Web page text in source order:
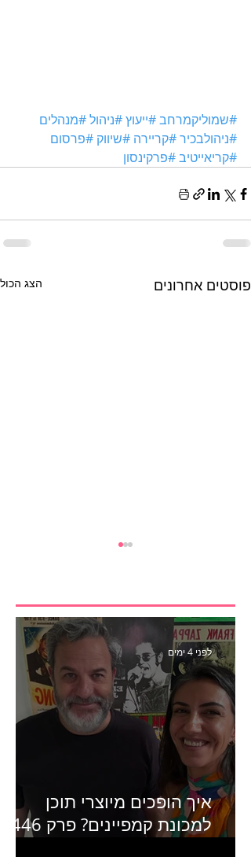
#שמוליקמרחב#ייעוץ#ניהול#מנהלים
#ניהולבכיר#קריירה #שיווק #פרסום
#קריאייטיב#פרקינסון
פוסטים אחרונים הצג הכול
הבנצ׳מרק הראשון
לפעילות משפיענים- פרק
445 עם לינוי יחזקאל אלבו
מנכ״לית Humanz ישראל
איך הופכים מיוצרי תוכן
למכונת קמפיינים? פרק 446
לפני 4 ימים